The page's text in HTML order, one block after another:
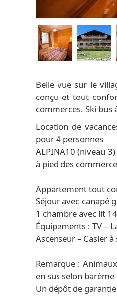
Belle vue sur le
conçu et tout
commerces. Ski bus
Location de
pour 4 personnes
ALPINA10 (niveau
à pied des
Appartement tout
Séjour avec canapé
1 chambre avec lit
Équipements : TV –
Ascenseur – Casier
Remarque :
en sus selon
Un dépôt de